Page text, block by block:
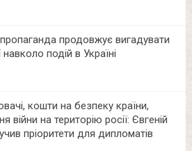
продовжує вигадувати
навколо подій в Україні
кошти на безпеку країни,
війни на територію росії: Євгеній
пріоритети для дипломатів